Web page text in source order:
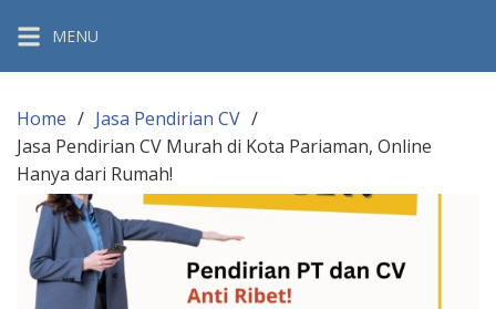
content
MENU
Home
Jasa Pendirian CV
Jasa Pendirian CV Murah di Kota Pariaman, Online
Hanya dari Rumah!